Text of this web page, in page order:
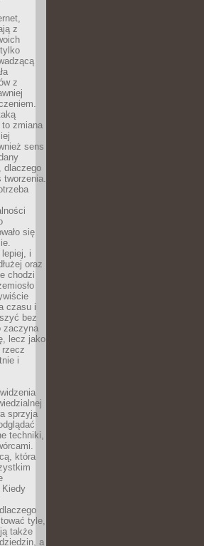
z
z
to zmiana
sens
dlaczego
tworzenia.
się
i
oraz
chodzi
czasu i
bez
zaczyna
lecz jako
rzecz
i
sprzyja
techniki,
która
Kiedy
tyle,
także
a